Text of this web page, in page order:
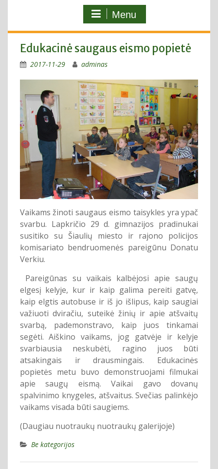
Menu
Edukacinė saugaus eismo popietė
2017-11-29 adminas
Vaikams žinoti saugaus eismo taisykles yra ypač
svarbu. Lapkričio 29 d. gimnazijos pradinukai
susitiko su Šiaulių miesto ir rajono policijos
komisariato bendruomenės pareigūnu Donatu
Verkiu.
Pareigūnas su vaikais kalbėjosi apie saugų
elgesį kelyje, kur ir kaip galima pereiti gatvę,
kaip elgtis autobuse ir iš jo išlipus, kaip saugiai
važiuoti dviračiu, suteikė žinių ir apie atšvaitų
svarbą, pademonstravo, kaip juos tinkamai
segėti. Aiškino vaikams, jog gatvėje ir kelyje
svarbiausia neskubėti, ragino juos būti
atsakingais ir drausmingais. Edukacinės
popietės metu buvo demonstruojami filmukai
apie saugų eismą. Vaikai gavo dovanų
spalvinimo knygeles, atšvaitus. Svečias palinkėjo
vaikams visada būti saugiems.
(Daugiau nuotraukų nuotraukų galerijoje)
Be kategorijos